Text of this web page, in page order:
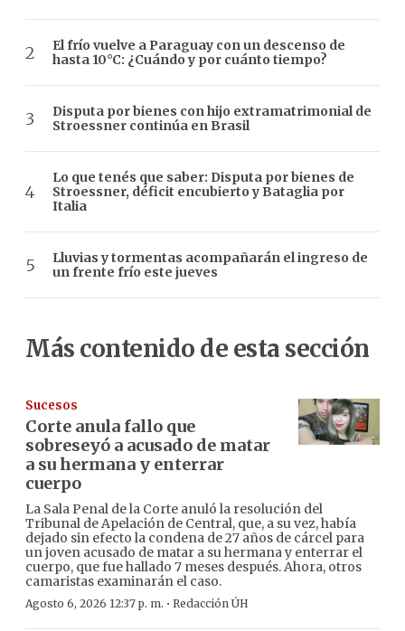
El frío vuelve a Paraguay con un descenso de
hasta 10°C: ¿Cuándo y por cuánto tiempo?
Disputa por bienes con hijo extramatrimonial de
Stroessner continúa en Brasil
Lo que tenés que saber: Disputa por bienes de
Stroessner, déficit encubierto y Bataglia por
Italia
Lluvias y tormentas acompañarán el ingreso de
un frente frío este jueves
Más contenido de esta sección
Sucesos
Corte anula fallo que
sobreseyó a acusado de matar
a su hermana y enterrar
cuerpo
La Sala Penal de la Corte anuló la resolución del
Tribunal de Apelación de Central, que, a su vez, había
dejado sin efecto la condena de 27 años de cárcel para
un joven acusado de matar a su hermana y enterrar el
cuerpo, que fue hallado 7 meses después. Ahora, otros
camaristas examinarán el caso.
Agosto 6, 2026 12:37 p. m. · Redacción ÚH